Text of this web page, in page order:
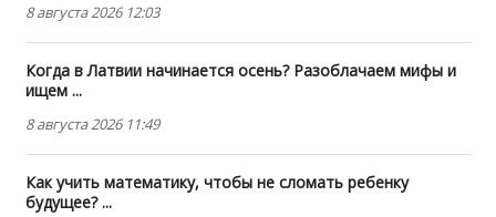
8 августа 2026 12:03
Когда в Латвии начинается осень? Разоблачаем мифы и
ищем ...
8 августа 2026 11:49
Как учить математику, чтобы не сломать ребенку
будущее? ...